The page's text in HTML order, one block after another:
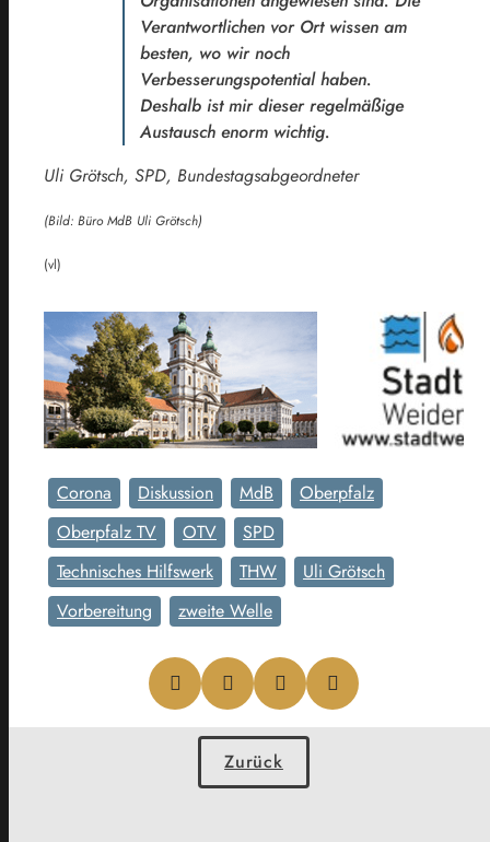
Verantwortlichen vor Ort wissen am
besten, wo wir noch
Verbesserungspotential haben.
Deshalb ist mir dieser regelmäßige
Austausch enorm wichtig.
Uli Grötsch, SPD, Bundestagsabgeordneter
(Bild: Büro MdB Uli Grötsch)
(vl)
Corona Diskussion MdB
Oberpfalz
Oberpfalz TV
OTV
SPD
Technisches Hilfswerk
THW
Uli Grötsch
Vorbereitung
zweite Welle
Zurück